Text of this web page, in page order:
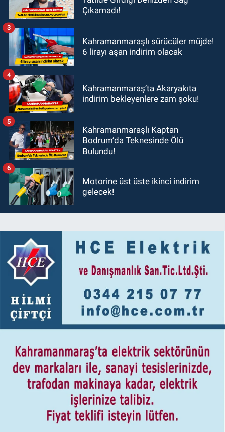
Çıkamadı!
Kahramanmaraşlı sürücüler müjde!
6 lirayı aşan indirim olacak
3
Kahramanmaraş’ta Akaryakıta
indirim bekleyenlere zam şoku!
4
Kahramanmaraşlı Kaptan
Bodrum’da Teknesinde Ölü
Bulundu!
5
Motorine üst üste ikinci indirim
gelecek!
6